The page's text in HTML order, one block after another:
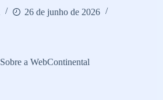
26 de junho de 2026
Sobre a WebContinental